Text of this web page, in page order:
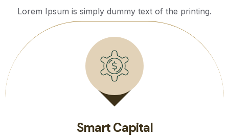
Lorem Ipsum is simply dummy text of the printing.
Smart Capital